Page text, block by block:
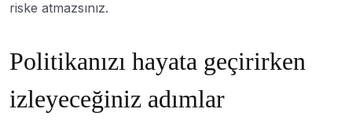
riske atmazsınız.
Politikanızı hayata geçirirken
izleyeceğiniz adımlar